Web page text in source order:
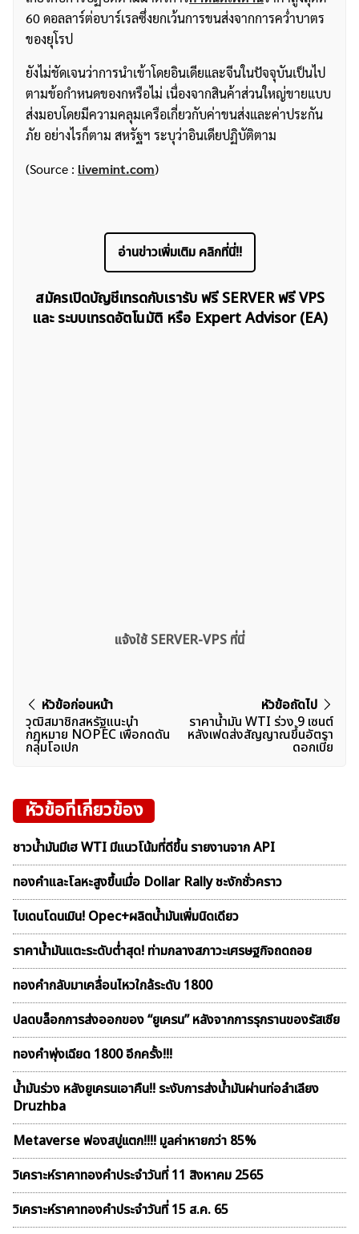
ค้นหา
60 ดอลลาร์ต่อบาร์เรลซึ่งยกเว้นการขนส่งจากการคว่ำบาตร
ของยุโรป
ยังไม่ชัดเจนว่าการนำเข้าโดยอินเดียและจีนในปัจจุบันเป็นไป
ตามข้อกำหนดของกหรือไม่ เนื่องจากสินค้าส่วนใหญ่ขายแบบ
ส่งมอบโดยมีความคลุมเครือเกี่ยวกับค่าขนส่งและค่าประกัน
ภัย อย่างไรก็ตาม สหรัฐฯ ระบุว่าอินเดียปฏิบัติตาม
(Source : livemint.com)
อ่านข่าวเพิ่มเติม คลิกที่นี่!!
สมัครเปิดบัญชีเทรดกับเรารับ ฟรี SERVER ฟรี VPS
และ ระบบเทรดอัตโนมัติ หรือ Expert Advisor (EA)
แจ้งใช้ SERVER-VPS ที่นี่
แนะแนว
เรื่อง
หัวข้อก่อนหน้า
วุฒิสมาชิกสหรัฐแนะนำ
กฎหมาย NOPEC เพื่อกดดัน
กลุ่มโอเปก
หัวข้อถัดไป
ราคาน้ำมัน WTI ร่วง 9 เซนต์
หลังเฟดส่งสัญญาณขึ้นอัตรา
ดอกเบี้ย
หัวข้อที่เกี่ยวข้อง
ชาวน้ำมันมีเฮ WTI มีแนวโน้มที่ดีขึ้น รายงานจาก API
ทองคำและโลหะสูงขึ้นเมื่อ Dollar Rally ชะงักชั่วคราว
ไบเดนโดนเมิน! Opec+ผลิตน้ำมันเพิ่มนิดเดียว
ราคาน้ำมันแตะระดับต่ำสุด! ท่ามกลางสภาวะเศรษฐกิจถดถอย
ทองคำกลับมาเคลื่อนไหวใกล้ระดับ 1800
ปลดบล็อกการส่งออกของ “ยูเครน” หลังจากการรุกรานของรัสเซีย
ทองคำพุ่งเฉียด 1800 อีกครั้ง!!!
น้ำมันร่วง หลังยูเครนเอาคืน!! ระงับการส่งน้ำมันผ่านท่อลำเลียง
Druzhba
Metaverse ฟองสบู่เเตก!!!! มูลค่าหายกว่า 85%
วิเคราะห์ราคาทองคําประจำวันที่ 11 สิงหาคม 2565
วิเคราะห์ราคาทองคําประจำวันที่ 15 ส.ค. 65